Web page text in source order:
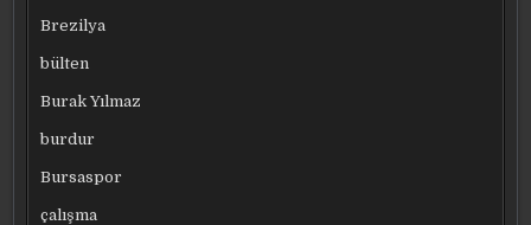
Brezilya
bülten
Burak Yılmaz
burdur
Bursaspor
çalışma